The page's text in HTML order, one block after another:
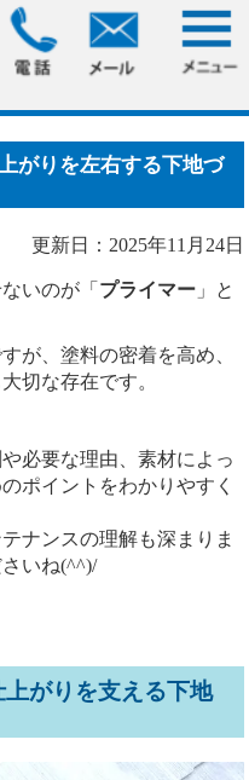
イマー｜仕上がりを左右
がりを左右する下地づ
更新日：2025年11月24日
いのが「 プライマー 」と
が、塗料の密着を高め、
切な存在です。
必要な理由、素材によっ
ポイントをわかりやすく
ナンスの理解も深まりま
いね(^^)/
がりを支える下地